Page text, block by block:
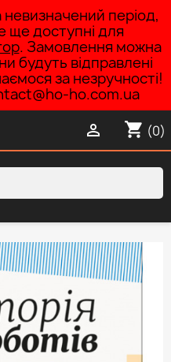
період,
ще доступні для
. Замовлення можна
будуть відправлені
за незручності!
ho.com.ua
shopping_cart (0)
